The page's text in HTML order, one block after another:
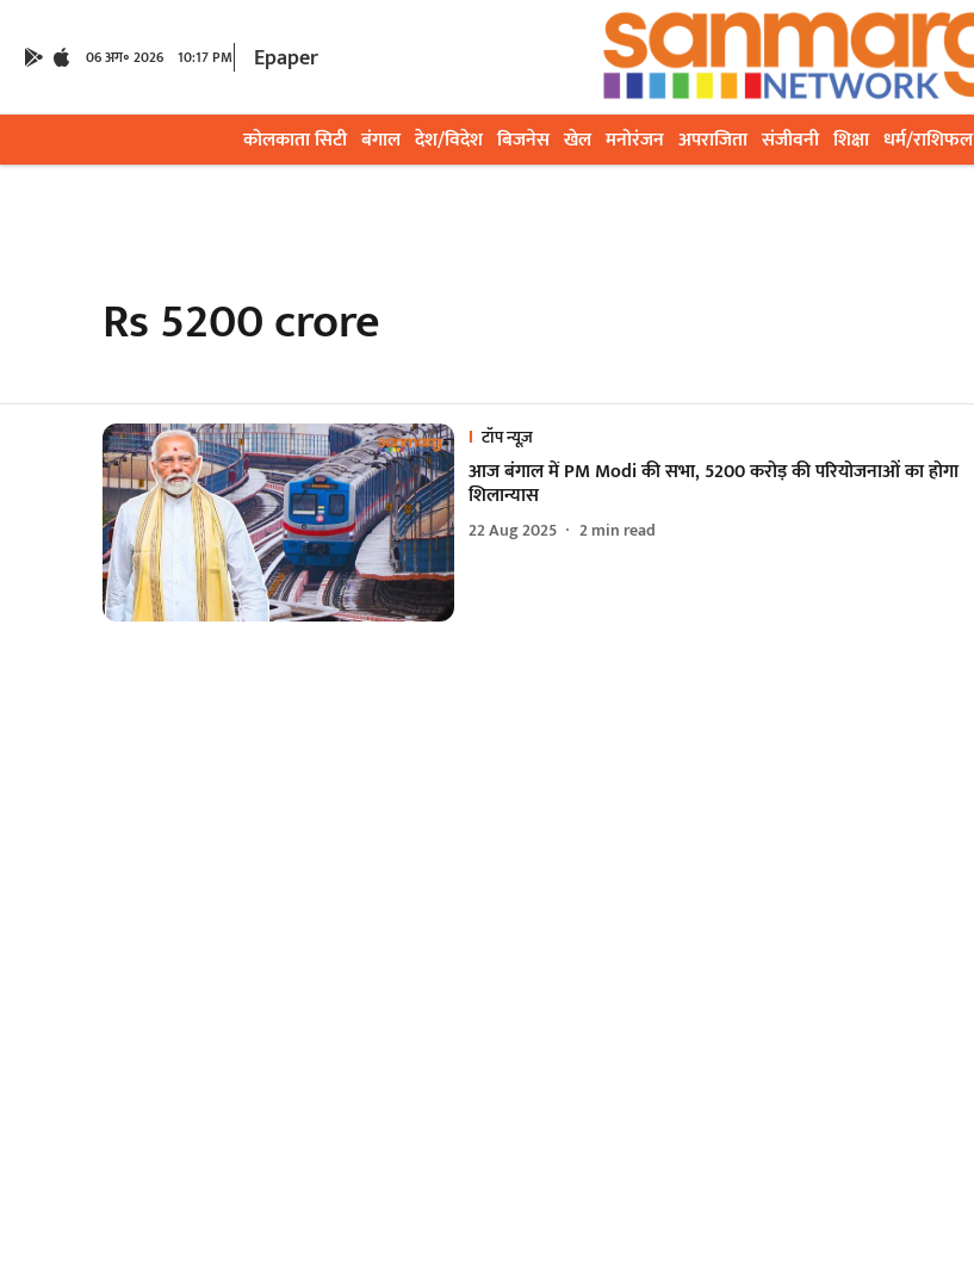
06 अग॰ 2026 10:17 PM Epaper
कोलकाता सिटी बंगाल देश/विदेश बिजनेस खेल मनोरंजन अपराजिता संजीवनी शिक्षा धर्म/राशिफल
Rs 5200 crore
टॉप न्यूज़
आज बंगाल में PM Modi की सभा, 5200 करोड़ की परियोजनाओं का होगा
शिलान्यास
22 Aug 2025 2min read